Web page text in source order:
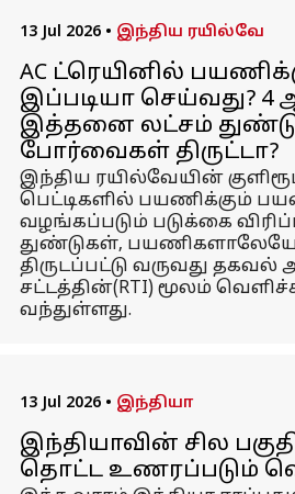
13 Jul 2026 • இந்திய ரயில்வே
AC ட்ரெயினில்
இப்படியா செய்வது?
இத்தனை லட்சம்
போர்வைகள் திருட்டா?
இந்திய ரயில்வேயின்
பெட்டிகளில் பயணிக்கும்
வழங்கப்படும் படுக்கை
துண்டுகள்,
திருடப்பட்டு வருவது தகவல்
சட்டத்தின்(RTI) மூலம்
வந்துள்ளது.
13 Jul 2026 • இந்தியா
இந்தியாவின் சில
தொட்ட உணரப்படும்